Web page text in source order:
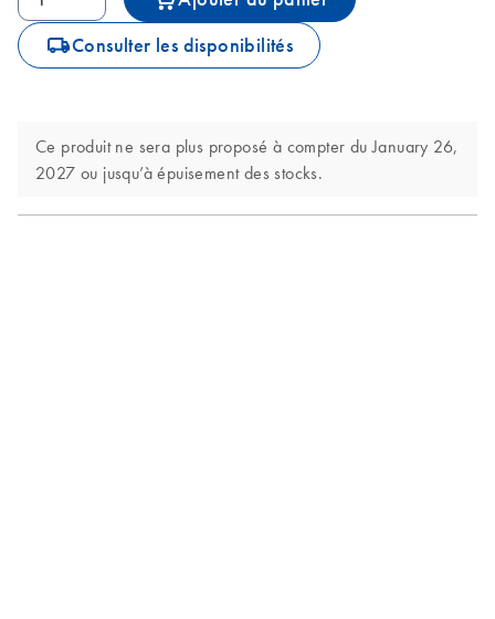
icon_0062_deliver-s Consulter les disponibilités
Ce produit ne sera plus proposé à compter du January 26,
2027 ou jusqu’à épuisement des stocks.